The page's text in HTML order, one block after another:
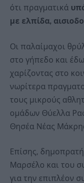
ότι πραγματικά
με ελπίδα,
Οι παλαίμαχοι
στο γήπεδο και
χαρίζοντας στο
νωρίτερα
τους μικρούς
ομάδων Θύελλα
Θησέα Νέας
Επίσης,
Μαρσέλο και του
για την επιπλέον